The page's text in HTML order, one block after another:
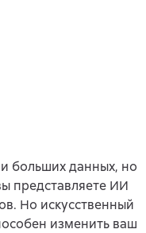
больших данных, но
представляете ИИ
Но искусственный
изменить ваш